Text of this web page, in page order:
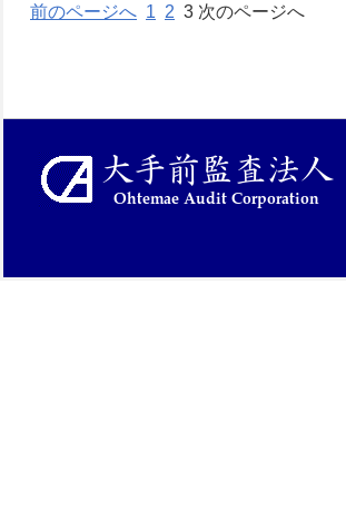
前のページへ 1 2 3 次のページへ